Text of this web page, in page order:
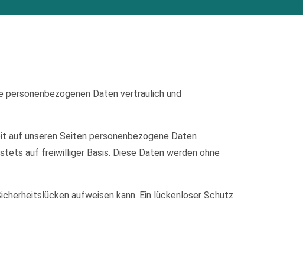
personenbezogenen Daten vertraulich und
auf unseren Seiten personenbezogene Daten
auf freiwilliger Basis. Diese Daten werden ohne
aufweisen kann. Ein lückenloser Schutz